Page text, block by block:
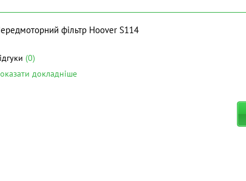
фільтр Hoover S114
(0)
докладніше